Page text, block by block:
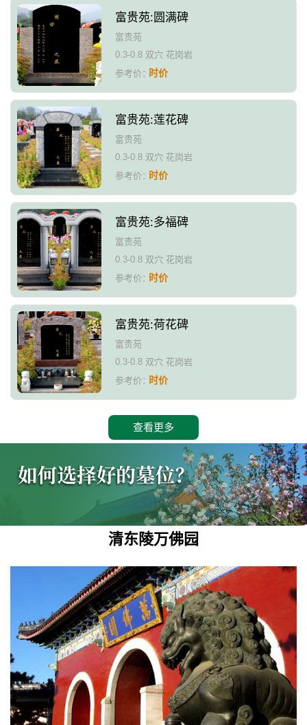
富贵苑:圆满碑
富贵苑
0.3-0.8 双穴 花岗岩
参考价：时价
富贵苑:莲花碑
富贵苑
0.3-0.8 双穴 花岗岩
参考价：时价
富贵苑:多福碑
富贵苑
0.3-0.8 双穴 花岗岩
参考价：时价
富贵苑:荷花碑
富贵苑
0.3-0.8 双穴 花岗岩
参考价：时价
查看更多
清东陵万佛园